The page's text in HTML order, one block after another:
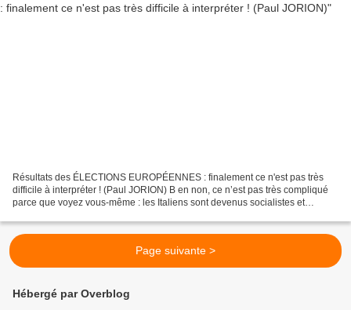
Résultats des ÉLECTIONS EUROPÉENNES : finalement ce n'est pas très
difficile à interpréter ! (Paul JORION) B en non, ce n’est pas très compliqué
parce que voyez vous-même : les Italiens sont devenus socialistes et
Page suivante >
Hébergé par Overblog